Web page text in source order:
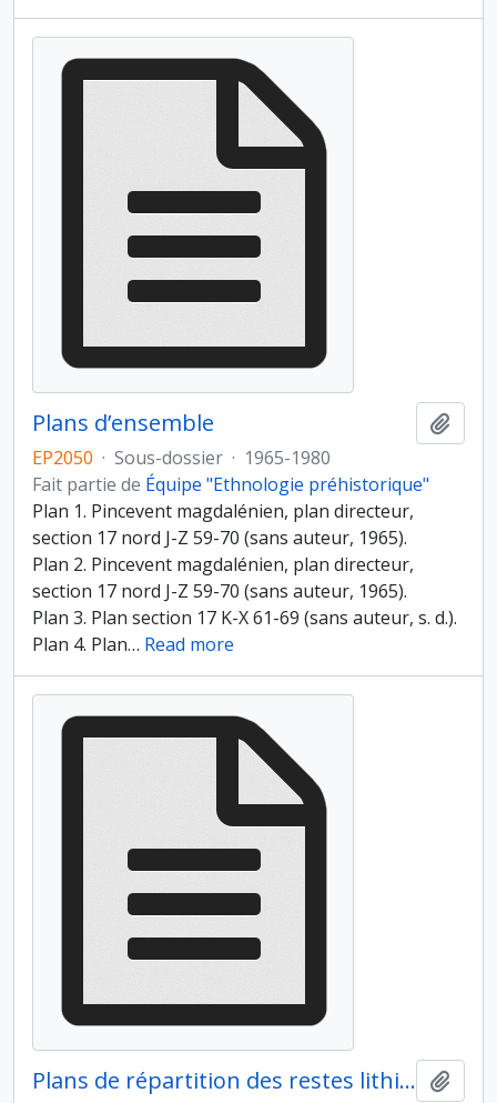
Plans d’ensemble
EP2050 · Sous-dossier · 1965-1980
Fait partie de Équipe "Ethnologie préhistorique"
Plan 1. Pincevent magdalénien, plan directeur,
section 17 nord J-Z 59-70 (sans auteur, 1965).
Plan 2. Pincevent magdalénien, plan directeur,
section 17 nord J-Z 59-70 (sans auteur, 1965).
Plan 3. Plan section 17 K-X 61-69 (sans auteur, s. d.).
Plan 4. Plan… Read more
Plans de répartition des restes lithiques et fauniques par types